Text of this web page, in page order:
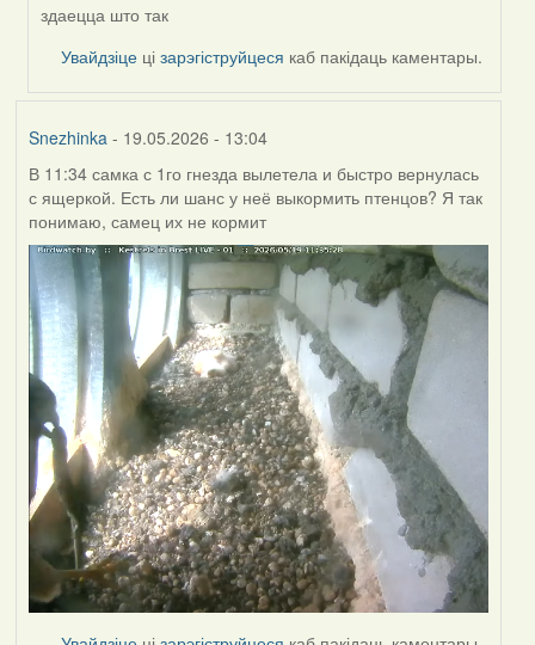
In
reply
by
здаецца што так
Увайдзіце цізарэгіструйцеся каб пакідаць каментары.
Snezhinka - 19.05.2026 - 13:04
В 11:34 самка с 1го гнезда вылетела и быстро вернулась
с ящеркой. Есть ли шанс у неё выкормить птенцов? Я так
понимаю, самец их не кормит